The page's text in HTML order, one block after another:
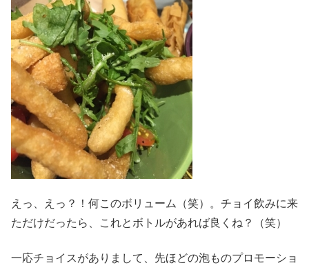
えっ、えっ？！何このボリューム（笑）。チョイ飲みに来
ただけだったら、これとボトルがあれば良くね？（笑）
一応チョイスがありまして、先ほどの泡ものプロモーショ